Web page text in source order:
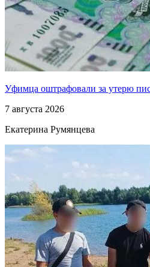
Уфимца оштрафовали за утерю
7 августа 2026
Екатерина Румянцева